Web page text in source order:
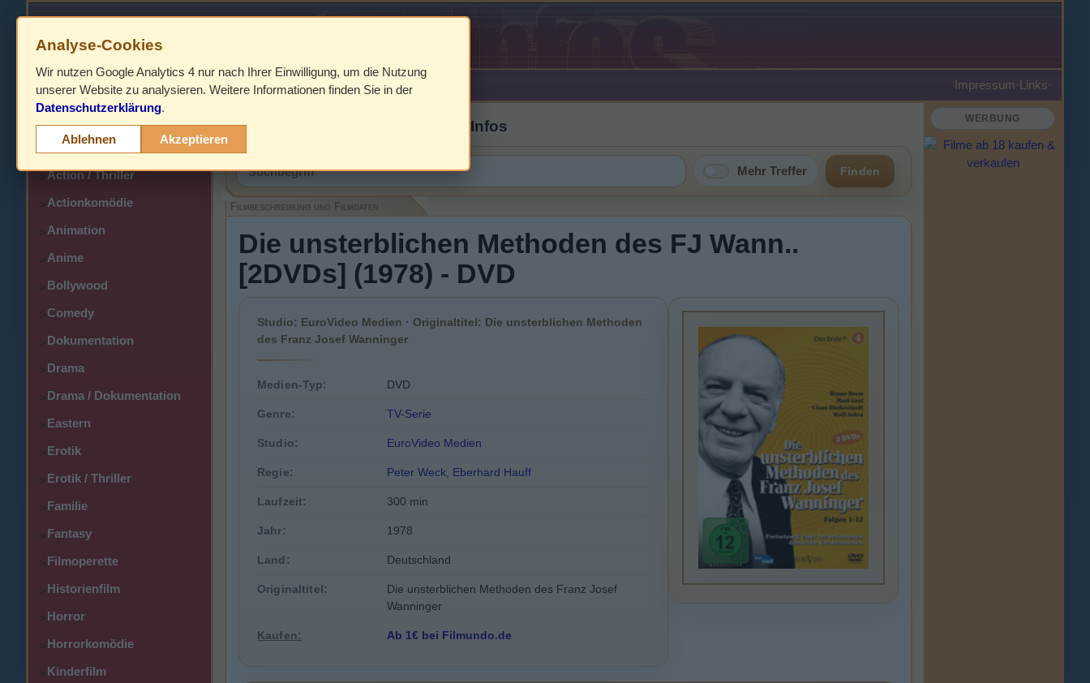
HOME Impressum ·Links·
>
> Action
>Action / Thriller
>Actionkomödie
>Animation
>Anime
>Bollywood
>Comedy
>Dokumentation
>Drama
>Drama / Dokumentation
>Eastern
>Erotik
>Erotik / Thriller
>Familie
>Fantasy
>Filmoperette
>Historienfilm
>Horror
>Horrorkomödie
>Kinderfilm
Filmbeschreibung, Cover & DVD Infos
Mehr Treffer Finden
Filmbeschreibung und Filmdaten
Die unsterblichen Methoden des FJ Wann..
[2DVDs] (1978) - DVD
Studio: EuroVideo Medien · Originaltitel: Die unsterblichen Methoden
des Franz Josef Wanninger
Medien-Typ: DVD
Genre: TV-Serie
Studio: EuroVideo Medien
Regie: Peter Weck Eberhard Hauff
Laufzeit: 300 min
Jahr: 1978
Land: Deutschland
Originaltitel:
Die unsterblichen Methoden des Franz Josef
Wanninger
Kaufen: Ab 1€ bei Filmundo.de
WERBUNG
Analyse-Cookies
Wir nutzen Google Analytics 4 nur nach Ihrer Einwilligung, um die Nutzung
unserer Website zu analysieren. Weitere Informationen finden Sie in der
Datenschutzerklärung.
Ablehnen Akzeptieren